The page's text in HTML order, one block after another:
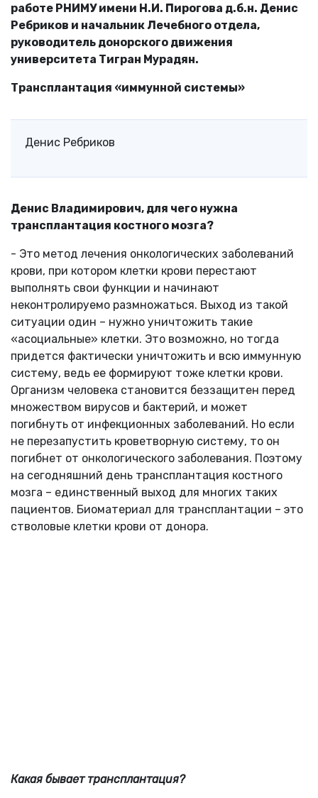
работе РНИМУ имени Н.И. Пирогова д.б.н. Денис
Ребриков и начальник Лечебного отдела,
руководитель донорского движения
университета Тигран Мурадян.
Трансплантация «иммунной системы»
Денис Ребриков
Денис Владимирович, для чего нужна
трансплантация костного мозга?
- Это метод лечения онкологических заболеваний
крови, при котором клетки крови перестают
выполнять свои функции и начинают
неконтролируемо размножаться. Выход из такой
ситуации один – нужно уничтожить такие
«асоциальные» клетки. Это возможно, но тогда
придется фактически уничтожить и всю иммунную
систему, ведь ее формируют тоже клетки крови.
Организм человека становится беззащитен перед
множеством вирусов и бактерий, и может
погибнуть от инфекционных заболеваний. Но если
не перезапустить кроветворную систему, то он
погибнет от онкологического заболевания. Поэтому
на сегодняшний день трансплантация костного
мозга – единственный выход для многих таких
пациентов. Биоматериал для трансплантации – это
стволовые клетки крови от донора.
Какая бывает трансплантация?